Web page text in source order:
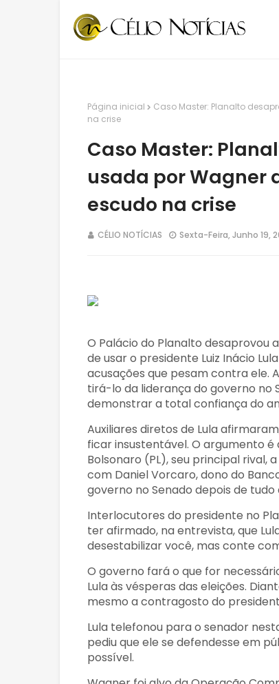
Página inicial
Caso Master: Planalto
na crise
Caso Master:
usada por Wagner
escudo na crise
CÉLIO NOTÍCIAS Sexta-Feira, Junho 19,
O Palácio do Planalto desaprovou
de usar o presidente Luiz Inácio
acusações que pesam contra ele.
tirá-lo da liderança do governo no
demonstrar a total confiança do
Auxiliares diretos de Lula
ficar insustentável. O argumento
Bolsonaro (PL), seu principal rival,
com Daniel Vorcaro, dono do
governo no Senado depois de
Interlocutores do presidente no
ter afirmado, na entrevista, que
desestabilizar você, mas conte
O governo fará o que for
Lula às vésperas das eleições.
mesmo a contragosto do
Lula telefonou para o senador
pediu que ele se defendesse em
possível.